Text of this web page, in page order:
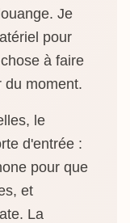
Je
pour
à faire
du moment.
le
d'entrée :
pour que
et
La